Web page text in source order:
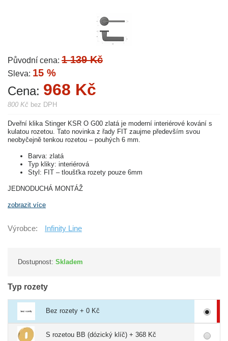
Původní cena: 1 139 Kč
Sleva: 15 %
Cena: 968 Kč
800 Kč bez DPH
Dveřní klika Stinger KSR O G00 zlatá je moderní interiérové kování s
kulatou rozetou. Tato novinka z řady FIT zaujme především svou
neobyčejně tenkou rozetou – pouhých 6 mm.
Barva: zlatá
Typ kliky: interiérová
Styl: FIT – tloušťka rozety pouze 6mm
JEDNODUCHÁ MONTÁŽ
zobrazit více
Výrobce: Infinity Line
Dostupnost: Skladem
Typ rozety
Bez rozety + 0 Kč
S rozetou BB (dózický klíč) + 368 Kč